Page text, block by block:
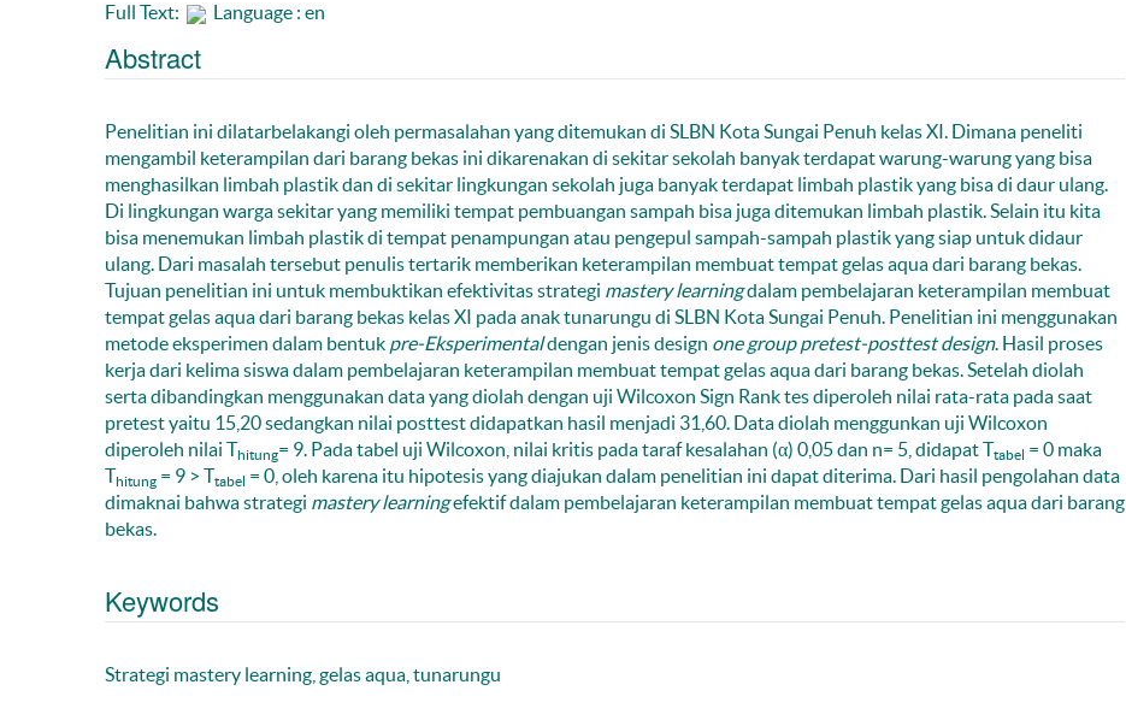
Full Text: Language : en
Abstract
Penelitian ini dilatarbelakangi oleh permasalahan yang ditemukan di SLBN Kota Sungai Penuh kelas XI. Dimana peneliti
mengambil keterampilan dari barang bekas ini dikarenakan di sekitar sekolah banyak terdapat warung-warung yang bisa
menghasilkan limbah plastik dan di sekitar lingkungan sekolah juga banyak terdapat limbah plastik yang bisa di daur ulang.
Di lingkungan warga sekitar yang memiliki tempat pembuangan sampah bisa juga ditemukan limbah plastik. Selain itu kita
bisa menemukan limbah plastik di tempat penampungan atau pengepul sampah-sampah plastik yang siap untuk didaur
ulang. Dari masalah tersebut penulis tertarik memberikan keterampilan membuat tempat gelas aqua dari barang bekas.
Tujuan penelitian ini untuk membuktikan efektivitas strategi mastery learningdalam pembelajaran keterampilan membuat
tempat gelas aqua dari barang bekas kelas XI pada anak tunarungu di SLBN Kota Sungai Penuh. Penelitian ini menggunakan
metode eksperimen dalam bentuk pre-Eksperimentaldengan jenis design one group pretest-posttest design. Hasil proses
kerja dari kelima siswa dalam pembelajaran keterampilan membuat tempat gelas aqua dari barang bekas. Setelah diolah
serta dibandingkan menggunakan data yang diolah dengan uji Wilcoxon Sign Rank tes diperoleh nilai rata-rata pada saat
pretest yaitu 15,20 sedangkan nilai posttest didapatkan hasil menjadi 31,60. Data diolah menggunkan uji Wilcoxon
diperoleh nilai Thitung= 9. Pada tabel uji Wilcoxon, nilai kritis pada taraf kesalahan (α) 0,05 dan n= 5, didapat Ttabel = 0 maka
Thitung = 9 > Ttabel = 0, oleh karena itu hipotesis yang diajukan dalam penelitian ini dapat diterima. Dari hasil pengolahan data
dimaknai bahwa strategi mastery learningefektif dalam pembelajaran keterampilan membuat tempat gelas aqua dari barang
bekas.
Keywords
Strategi mastery learning, gelas aqua, tunarungu